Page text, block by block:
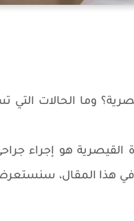
وما الحالات التي
القيصرية هو إجراء
هذا المقال، سنستعرض